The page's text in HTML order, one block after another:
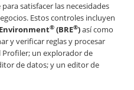
satisfacer las necesidades
Estos controles incluyen
® (BRE®)así como
y verificar reglas y procesar
Profiler; un explorador de
de datos; y un editor de